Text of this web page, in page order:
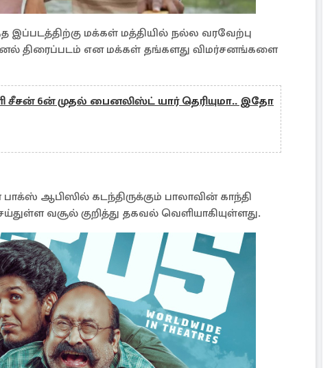
இப்படத்திற்கு மக்கள் மத்தியில் நல்ல வரவேற்பு
திரைப்படம் என மக்கள் தங்களது விமர்சனங்களை
சீசன் 6ன் முதல் பைனலிஸ்ட் யார் தெரியுமா.. இதோ
ஆபிஸில் கடந்திருக்கும் பாலாவின் காந்தி
வசூல் குறித்து தகவல் வெளியாகியுள்ளது.